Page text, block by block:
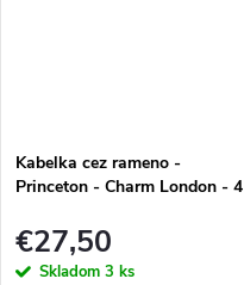
Kabelka cez rameno -
Princeton - Charm London - 4
€27,50
Skladom 3 ks